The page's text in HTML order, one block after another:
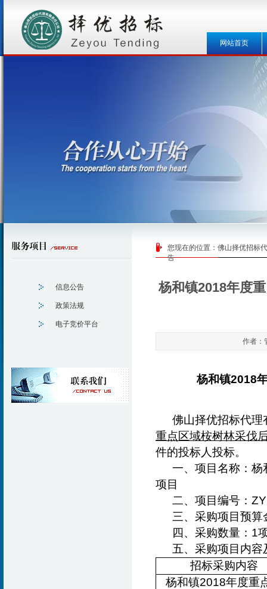
网站首页
您现在的位置： 佛山择优招标
告
杨和镇2018年度
作者
杨和镇2018
佛山择优招标代理
重点区域桉树林采伐
件的投标人投标。
一、项目名称： 杨
项目
二、项目编号：
三、采购项目预
四、采购数量：1
五、采购项目内容
招标采购内容
杨和镇2018年度重
信息公告
政策法规
电子竞价平台